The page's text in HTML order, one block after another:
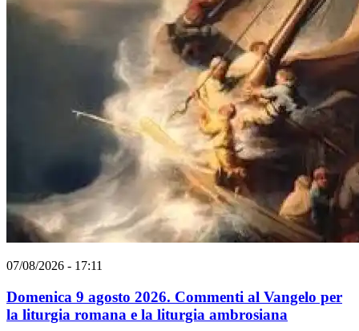
07/08/2026 - 17:11
Domenica 9 agosto 2026. Commenti al Vangelo per
la liturgia romana e la liturgia ambrosiana